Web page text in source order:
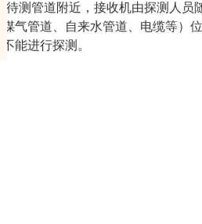
测管道附近，接收机由探测人员
气管道、自来水管道、电缆等）
能进行探测。